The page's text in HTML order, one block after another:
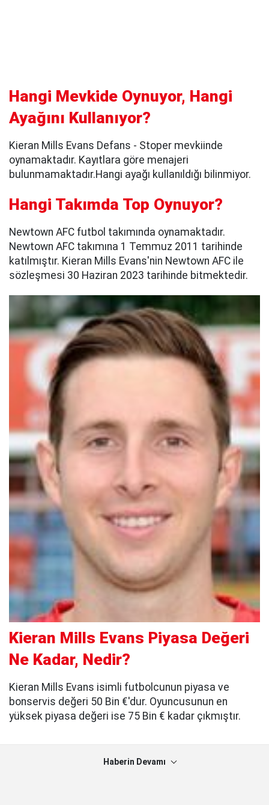
Hangi Mevkide Oynuyor, Hangi
Ayağını Kullanıyor?
Kieran Mills Evans Defans - Stoper mevkiinde
oynamaktadır. Kayıtlara göre menajeri
bulunmamaktadır.Hangi ayağı kullanıldığı bilinmiyor.
Hangi Takımda Top Oynuyor?
Newtown AFC futbol takımında oynamaktadır.
Newtown AFC takımına 1 Temmuz 2011 tarihinde
katılmıştır. Kieran Mills Evans'nin Newtown AFC ile
sözleşmesi 30 Haziran 2023 tarihinde bitmektedir.
Kieran Mills Evans Piyasa Değeri
Ne Kadar, Nedir?
Kieran Mills Evans isimli futbolcunun piyasa ve
bonservis değeri 50 Bin €'dur. Oyuncusunun en
yüksek piyasa değeri ise 75 Bin € kadar çıkmıştır.
Haberin Devamı